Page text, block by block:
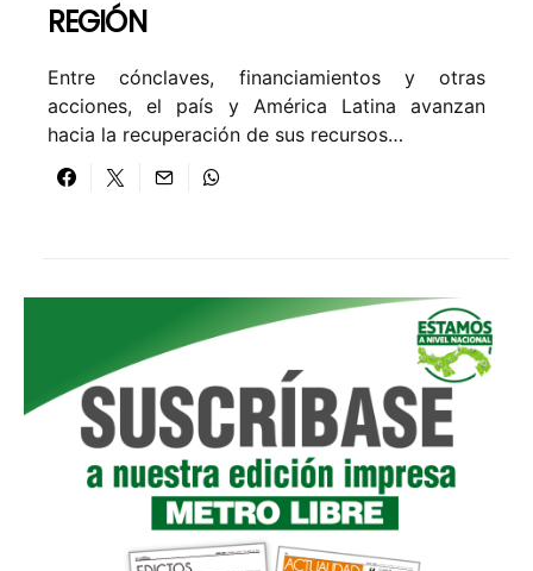
REGIÓN
Entre cónclaves, financiamientos y otras
acciones, el país y América Latina avanzan
hacia la recuperación de sus recursos…